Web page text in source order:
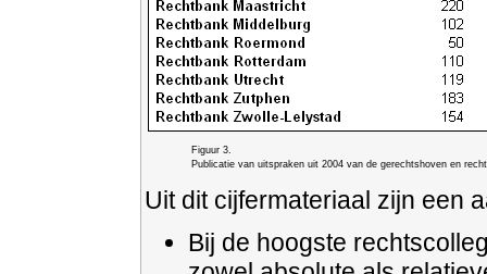
Figuur 3.
Publicatie van uitspraken uit 2004 van de gerechtshoven en
Uit dit cijfermateriaal zijn een
Bij de hoogste